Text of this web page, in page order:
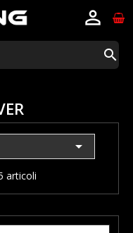



articoli